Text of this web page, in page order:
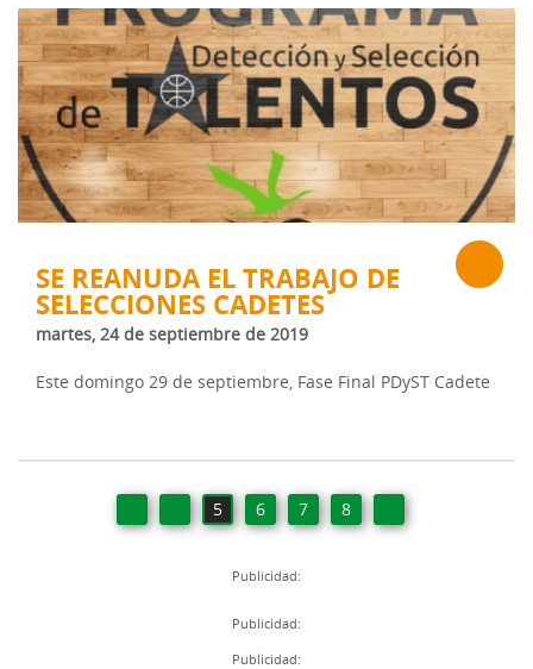
SE REANUDA EL TRABAJO DE
SELECCIONES CADETES
martes, 24 de septiembre de 2019
Este domingo 29 de septiembre, Fase Final PDyST Cadete
5 6 7 8
Publicidad:
Publicidad:
Publicidad: